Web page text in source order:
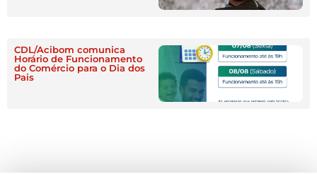
CDL/Acibom comunica
Horário de Funcionamento
do Comércio para o Dia dos
Pais